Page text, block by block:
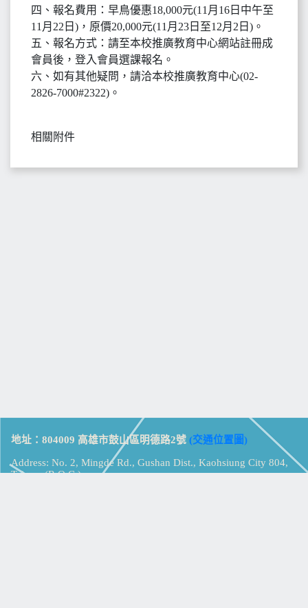
四、報名費用：早鳥優惠18,000元(11月16日中午至
11月22日)，原價20,000元(11月23日至12月2日)。
五、報名方式：請至本校推廣教育中心網站註冊成
會員後，登入會員選課報名。
六、如有其他疑問，請洽本校推廣教育中心(02-
2826-7000#2322)。
相關附件
地址：804009 高雄市鼓山區明德路2號 (交通位置圖)
Address: No. 2, Mingde Rd., Gushan Dist., Kaohsiung City 804,
Taiwan (R.O.C.)